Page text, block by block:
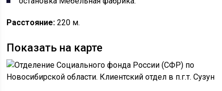
Расстояние:220 м.
Показать на карте